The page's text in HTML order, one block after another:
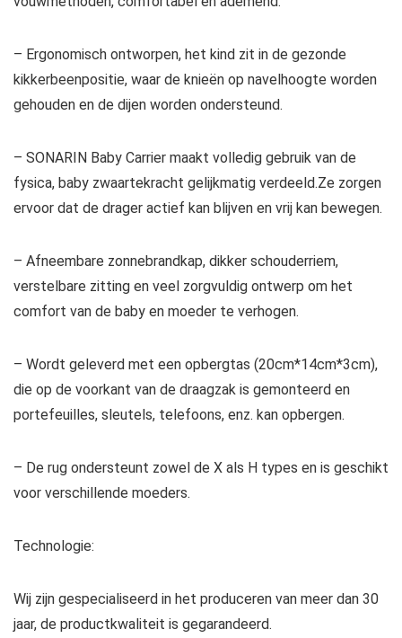
– Ergonomisch ontworpen, het kind zit in de gezonde
kikkerbeenpositie, waar de knieën op navelhoogte worden
gehouden en de dijen worden ondersteund.
– SONARIN Baby Carrier maakt volledig gebruik van de
fysica, baby zwaartekracht gelijkmatig verdeeld.Ze zorgen
ervoor dat de drager actief kan blijven en vrij kan bewegen.
– Afneembare zonnebrandkap, dikker schouderriem,
verstelbare zitting en veel zorgvuldig ontwerp om het
comfort van de baby en moeder te verhogen.
– Wordt geleverd met een opbergtas (20cm*14cm*3cm),
die op de voorkant van de draagzak is gemonteerd en
portefeuilles, sleutels, telefoons, enz. kan opbergen.
– De rug ondersteunt zowel de X als H types en is geschikt
voor verschillende moeders.
Technologie:
Wij zijn gespecialiseerd in het produceren van meer dan 30
jaar, de productkwaliteit is gegarandeerd.